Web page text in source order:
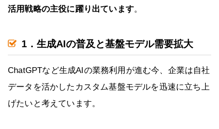
活用戦略の主役に躍り出ています。
1．生成AIの普及と基盤モデル需要拡大
ChatGPTなど生成AIの業務利用が進む今、企業は自社
データを活かしたカスタム基盤モデルを迅速に立ち上
げたいと考えています。